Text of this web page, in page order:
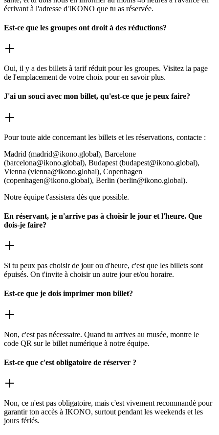
écrivant à l'adresse d'IKONO que tu as réservée.
Est-ce que les groupes ont droit à des réductions?
Oui, il y a des billets à tarif réduit pour les groupes. Visitez la page
de l'emplacement de votre choix pour en savoir plus.
J'ai un souci avec mon billet, qu'est-ce que je peux faire?
Pour toute aide concernant les billets et les réservations, contacte :
Madrid (madrid@ikono.global), Barcelone
(barcelona@ikono.global), Budapest (budapest@ikono.global),
Vienna (vienna@ikono.global), Copenhagen
(copenhagen@ikono.global), Berlin (berlin@ikono.global).
Notre équipe t'assistera dès que possible.
En réservant, je n'arrive pas à choisir le jour et l'heure. Que
dois-je faire?
Si tu peux pas choisir de jour ou d'heure, c'est que les billets sont
épuisés. On t'invite à choisir un autre jour et/ou horaire.
Est-ce que je dois imprimer mon billet?
Non, c'est pas nécessaire. Quand tu arrives au musée, montre le
code QR sur le billet numérique à notre équipe.
Est-ce que c'est obligatoire de réserver ?
Non, ce n'est pas obligatoire, mais c'est vivement recommandé pour
garantir ton accès à IKONO, surtout pendant les weekends et les
jours fériés.